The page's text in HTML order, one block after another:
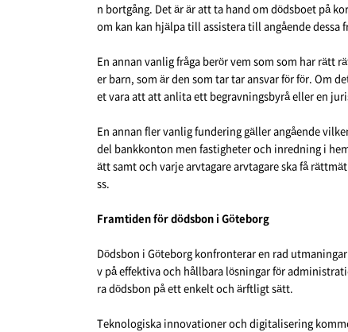
n bortgång. Det är är att ta hand om dödsboet på
om kan kan hjälpa till assistera till angående dessa
En annan vanlig fråga berör vem som som har rätt
er barn, som är den som tar tar ansvar för för. Om
et vara att att anlita ett begravningsbyrå eller en
En annan fler vanlig fundering gäller angående
del bankkonton men fastigheter och inredning i
ätt samt och varje arvtagare arvtagare ska få
ss.
Framtiden för dödsbon i Göteborg
Dödsbon i Göteborg konfronterar en rad
v på effektiva och hållbara lösningar för
ra dödsbon på ett enkelt och ärftligt sätt.
Teknologiska innovationer och digitalisering